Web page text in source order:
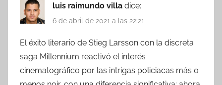
luis raimundo villa dice:
6 de abril de 2021 a las 22:21
El éxito literario de Stieg Larsson con la discreta
saga Millennium reactivó el interés
cinematográfico por las intrigas policiacas más o